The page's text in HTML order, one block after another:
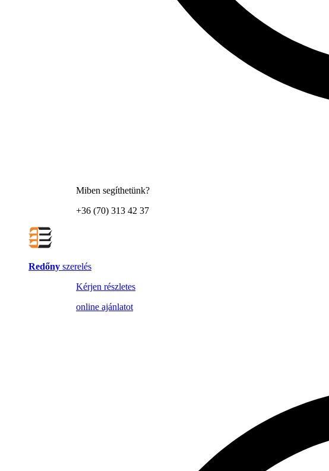
Miben segíthetünk?
+36 (70) 313 42 37
Redőny szerelés
Kérjen részletes
online ajánlatot